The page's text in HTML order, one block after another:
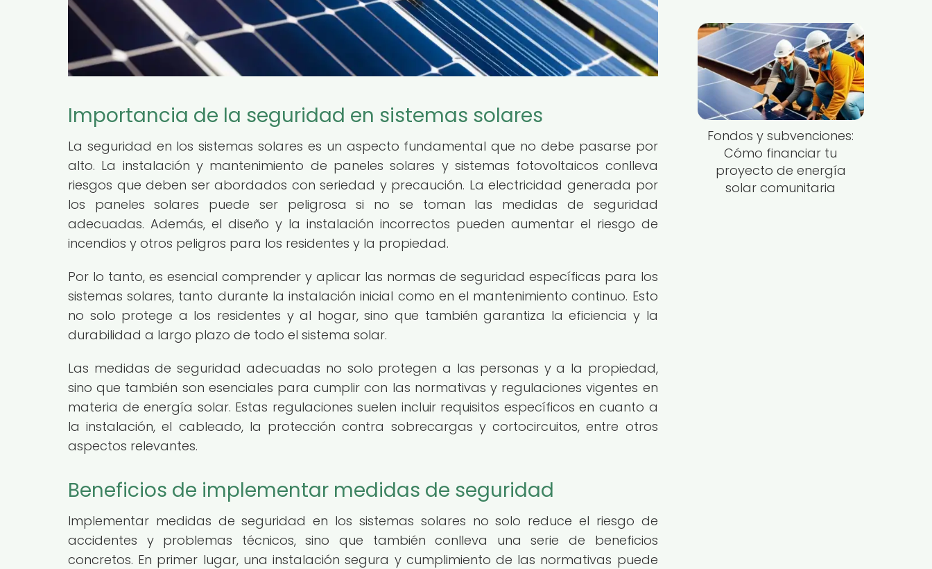
Importancia de la seguridad en sistemas solares
La seguridad en los sistemas solares es un aspecto fundamental que no debe pasarse por
alto. La instalación y mantenimiento de paneles solares y sistemas fotovoltaicos conlleva
riesgos que deben ser abordados con seriedad y precaución. La electricidad generada por
los paneles solares puede ser peligrosa si no se toman las medidas de seguridad
adecuadas. Además, el diseño y la instalación incorrectos pueden aumentar el riesgo de
incendios y otros peligros para los residentes y la propiedad.
Por lo tanto, es esencial comprender y aplicar las normas de seguridad específicas para los
sistemas solares, tanto durante la instalación inicial como en el mantenimiento continuo. Esto
no solo protege a los residentes y al hogar, sino que también garantiza la eficiencia y la
durabilidad a largo plazo de todo el sistema solar.
Las medidas de seguridad adecuadas no solo protegen a las personas y a la propiedad,
sino que también son esenciales para cumplir con las normativas y regulaciones vigentes en
materia de energía solar. Estas regulaciones suelen incluir requisitos específicos en cuanto a
la instalación, el cableado, la protección contra sobrecargas y cortocircuitos, entre otros
aspectos relevantes.
Beneficios de implementar medidas de seguridad
Implementar medidas de seguridad en los sistemas solares no solo reduce el riesgo de
accidentes y problemas técnicos, sino que también conlleva una serie de beneficios
concretos. En primer lugar, una instalación segura y cumplimiento de las normativas puede
Fondos y subvenciones:
Cómo financiar tu
proyecto de energía
solar comunitaria